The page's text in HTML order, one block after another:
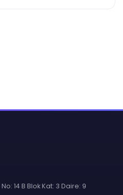
14 B Blok Kat: 3 Daire: 9